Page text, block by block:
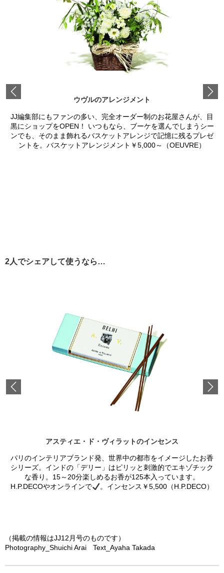
ウヴルのアレンジメント
JJ編集部にもファンの多い、完全オーダー制のお花屋さんが、目
黒にショップをOPEN！ いつもなら、ブーケを選んでしまうシー
ンでも、そのまま飾れるバスケットアレンジで記憶に残るプレゼ
ントを。バスケットアレンジメント￥5,000～（OEUVRE）
2人でシェアして使うなら…
アスティエ・ド・ヴィラットのインセンス
パリのインテリアブランド発、世界中の都市をイメージしたお香
シリーズ。インドの「デリー」はピリッと刺激的でエキゾチック
な香り。15～20分楽しめるお香が125本入っています。
H.P.DECOやオンラインで
。インセンス￥5,500（H.P.DECO）
（掲載の情報はJJ12月号のものです）
Photography_Shuichi Arai Text_Ayaha Takada